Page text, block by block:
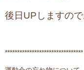
後日UPしますの
********************************